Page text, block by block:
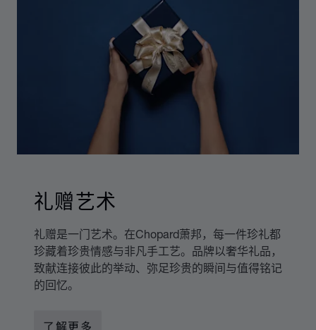
礼赠艺术
礼赠是一门艺术。在Chopard萧邦，每一件珍礼都
珍藏着珍贵情感与非凡手工艺。品牌以奢华礼品，
致献连接彼此的举动、弥足珍贵的瞬间与值得铭记
的回忆。
了解更多